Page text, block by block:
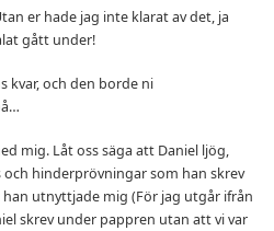
er hade jag inte klarat av det, ja
gått under!
kvar, och den borde ni
mig. Låt oss säga att Daniel ljög,
och hinderprövningar som han skrev
han utnyttjade mig (För jag utgår ifrån
skrev under pappren utan att vi var